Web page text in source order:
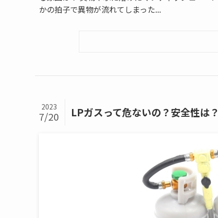
かの拍子で異物が流れてしまった...
LPガスって危ないの？安全性は
2023
7/20